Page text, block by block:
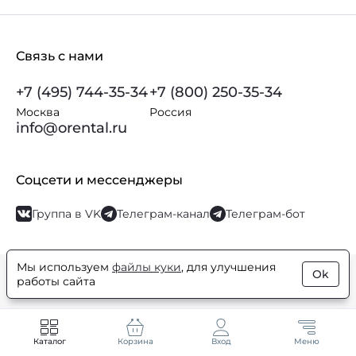
Связь с нами
+7 (495) 744-35-34
Москва
+7 (800) 250-35-34
Россия
info@orental.ru
Соцсети и мессенджеры
Группа в VK Телеграм-канал Телеграм-бот
© Orental.ru 2007–2026Интернет-магазин парфюмерии и
косметики
Каталог Корзина Вход Меню
Мы используем файлы куки, для улучшения
работы сайта
Ok